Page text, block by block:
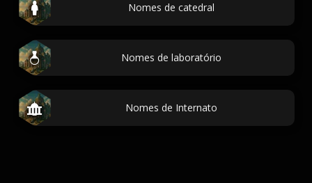
Nomes de catedral
Nomes de laboratório
Nomes de Internato